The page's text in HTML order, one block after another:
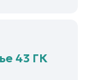
43 ГК